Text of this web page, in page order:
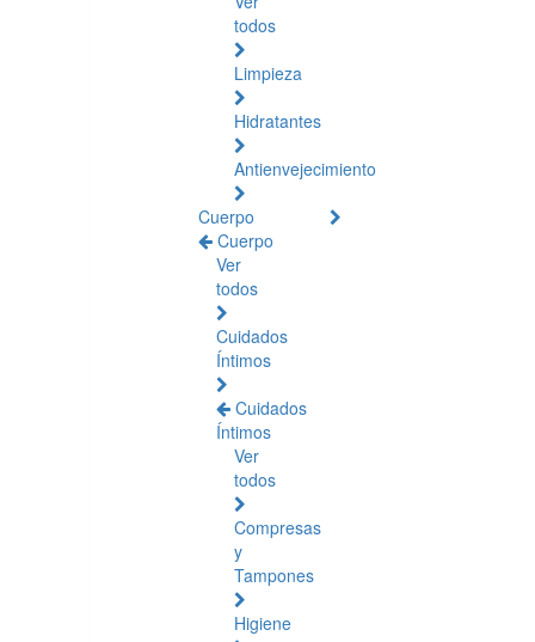
todos
Limpieza
Hidratantes
Antienvejecimiento
Cuerpo
Cuerpo
Ver
todos
Cuidados
Íntimos
Cuidados
Íntimos
Ver
todos
Compresas
y
Tampones
Higiene